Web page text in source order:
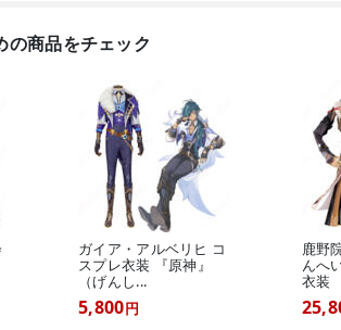
の商品をチェック
ガイア・アルベリヒ コ
スプレ衣装 『原神』
（げんし...
5,800円
鹿野
んへ
衣装